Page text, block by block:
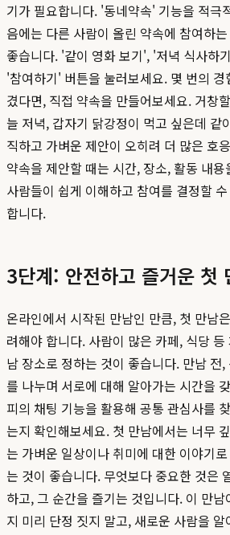
기가 필요합니다. '동네약속' 기능을 적극
음에는 다른 사람이 올린 약속에 참여하
좋습니다. '같이 영화 보기', '저녁 식사하
'참여하기' 버튼을 눌러보세요. 몇 번의
겼다면, 직접 약속을 만들어보세요. 거창
늘 저녁, 갑자기 닭강정이 먹고 싶은데 같
직하고 가벼운 제안이 오히려 더 많은 호
약속을 제안할 때는 시간, 장소, 활동 내
사람들이 쉽게 이해하고 참여를 결정할
합니다.
3단계: 안전하고 즐거운 첫
온라인에서 시작된 만남인 만큼, 첫 만남
려해야 합니다. 사람이 많은 카페, 식당
남 장소로 정하는 것이 좋습니다. 만남 전
를 나누며 서로에 대해 알아가는 시간을
피의 채팅 기능을 활용해 공통 관심사를
는지 확인해보세요. 첫 만남에서는 너무
는 가벼운 일상이나 취미에 대한 이야기
는 것이 좋습니다. 무엇보다 중요한 것은
하고, 그 순간을 즐기는 것입니다. 이 만
지 미리 단정 짓지 말고, 새로운 사람을